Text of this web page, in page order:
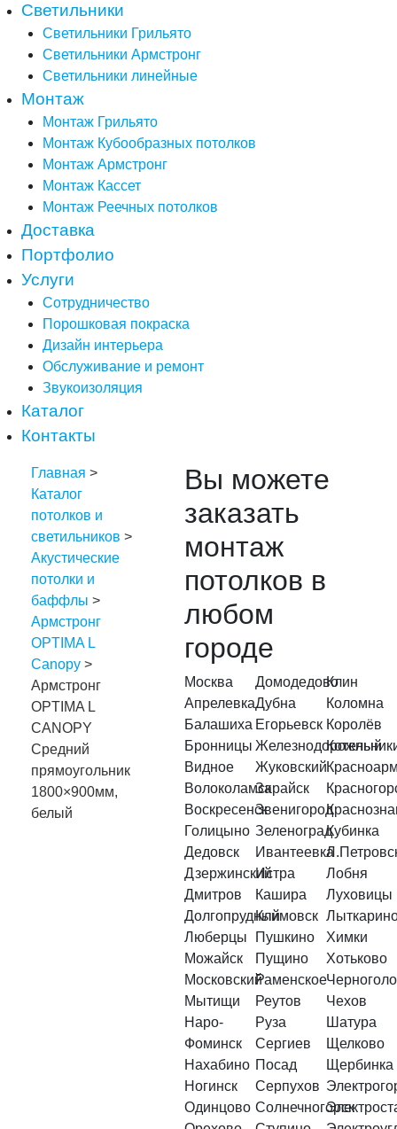
Светильники
Светильники Грильято
Светильники Армстронг
Светильники линейные
Монтаж
Монтаж Грильято
Монтаж Кубообразных потолков
Монтаж Армстронг
Монтаж Кассет
Монтаж Реечных потолков
Доставка
Портфолио
Услуги
Сотрудничество
Порошковая покраска
Дизайн интерьера
Обслуживание и ремонт
Звукоизоляция
Каталог
Контакты
Главная >
Каталог
потолков и
светильников >
Акустические
потолки и
баффлы >
Армстронг
OPTIMA L
Canopy >
Армстронг
OPTIMA L
CANOPY
Средний
прямоугольник
1800×900мм,
белый
Вы можете
заказать
монтаж
потолков в
любом
городе
Москва
Апрелевка
Балашиха
Бронницы
Видное
Волоколамск
Воскресенск
Голицыно
Дедовск
Дзержинский
Дмитров
Долгопрудный
Домодедово
Дубна
Егорьевск
Железнодорожный
Жуковский
Зарайск
Звенигород
Зеленоград
Ивантеевка
Истра
Кашира
Климовск
Клин
Коломна
Королёв
Кубинка
Лобня
Луховицы
Люберцы
Можайск
Московский
Мытищи
Наро-
Фоминск
Нахабино
Ногинск
Одинцово
Пушкино
Пущино
Раменское
Реутов
Руза
Сергиев
Посад
Серпухов
Солнечногорск
Химки
Хотьково
Чехов
Шатура
Щелково
Щербинка